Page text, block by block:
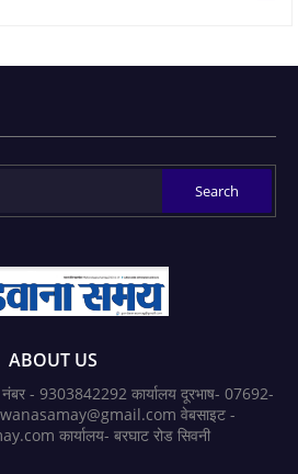
ABOUT US
नंबर - 9303842292 कार्यालय दूरभाष- 07692-
वेबसाइट -
कार्यालय- बरघाट रोड सिवनी